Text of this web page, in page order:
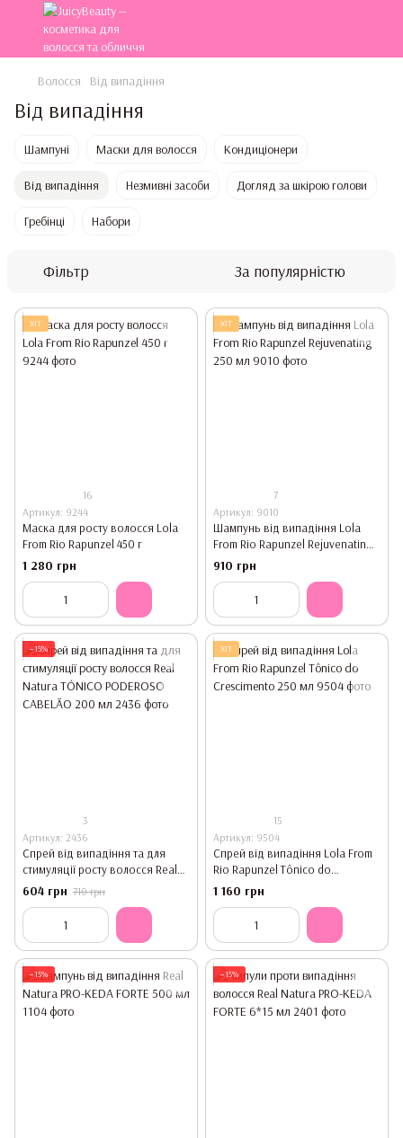
Волосся Від випадіння
Від випадіння
Шампуні Маски для волосся Кондиціонери
Від випадіння Незмивні засоби Догляд за шкірою голови
Гребінці Набори
Фільтр За популярністю
ХІТ
16
Артикул: 9244
Маска для росту волосся Lola
From Rio Rapunzel 450 г
1 280 грн
ХІТ
7
Артикул: 9010
Шампунь від випадіння Lola
From Rio Rapunzel Rejuvenating
250 мл
910 грн
−15%
3
Артикул: 2436
Спрей від випадіння та для
стимуляції росту волосся Real
Natura TÓNICO PODEROSO
CABELÃO 200 мл
604 грн 710 грн
ХІТ
15
Артикул: 9504
Спрей від випадіння Lola From
Rio Rapunzel Tônico do
Crescimento 250 мл
1 160 грн
−15% −15%